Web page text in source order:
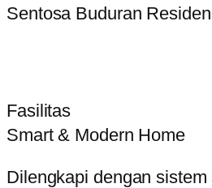
Sentosa Buduran
Fasilitas
Smart & Modern Home
Dilengkapi dengan